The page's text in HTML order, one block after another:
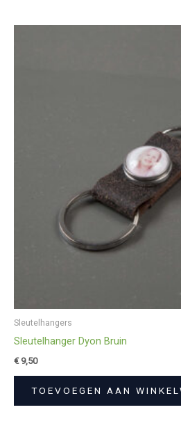
Sleutelhangers
Sleutelhanger Dyon Bruin
€9,50
TOEVOEGEN AAN